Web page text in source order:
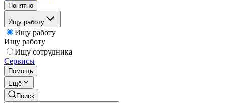
Понятно
Ищу работу
Ищу работу
Ищу работу
Ищу сотрудника
Сервисы
Помощь
Ещё
Поиск